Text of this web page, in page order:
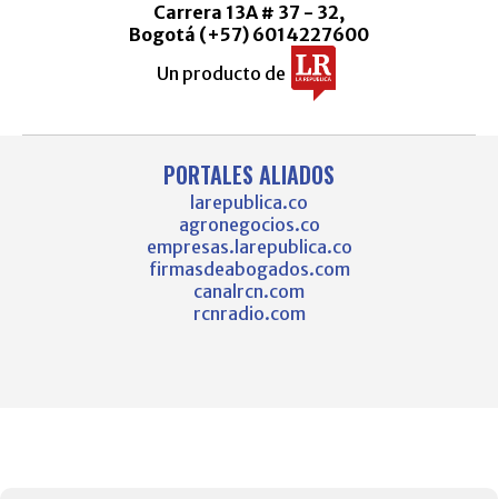
Carrera 13A # 37 - 32,
Bogotá (+57) 6014227600
Un producto de
PORTALES ALIADOS
larepublica.co
agronegocios.co
empresas.larepublica.co
firmasdeabogados.com
canalrcn.com
rcnradio.com